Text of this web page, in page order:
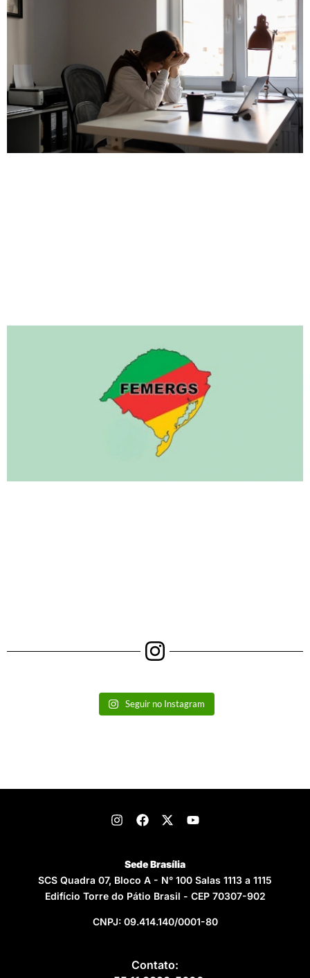
Seguir no Instagram
Sede Brasília
SCS Quadra 07, Bloco A - N° 100 Salas 1113 a 1115
Edifício Torre do Pátio Brasil - CEP 70307-902
CNPJ: 09.414.140/0001-80
Contato: